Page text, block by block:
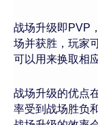
战场升级即PVP
场并获胜，玩家
可以用来换取相
战场升级的优点
率受到战场胜负